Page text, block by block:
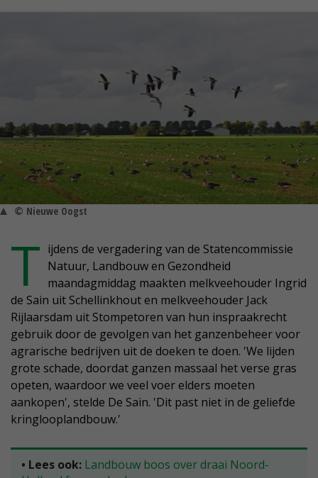
© Nieuwe Oogst
T ijdens de vergadering van de Statencommissie
Natuur, Landbouw en Gezondheid
maandagmiddag maakten melkveehouder Ingrid
de Sain uit Schellinkhout en melkveehouder Jack
Rijlaarsdam uit Stompetoren van hun inspraakrecht
gebruik door de gevolgen van het ganzenbeheer voor
agrarische bedrijven uit de doeken te doen. 'We lijden
grote schade, doordat ganzen massaal het verse gras
opeten, waardoor we veel voer elders moeten
aankopen', stelde De Sain. 'Dit past niet in de geliefde
kringlooplandbouw.'
• Lees ook: Landbouw boos over draai Noord-